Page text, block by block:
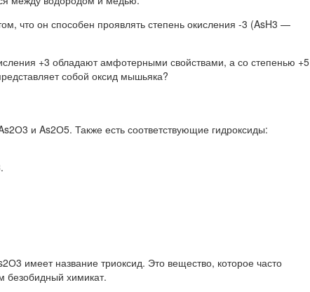
что он способен проявлять степень окисления -3 (AsH3 —
+3 обладают амфотерными свойствами, а со степенью +5
собой оксид мышьяка?
и As2О5. Также есть соответствующие гидроксиды:
имеет название триоксид. Это вещество, которое часто
безобидный химикат.